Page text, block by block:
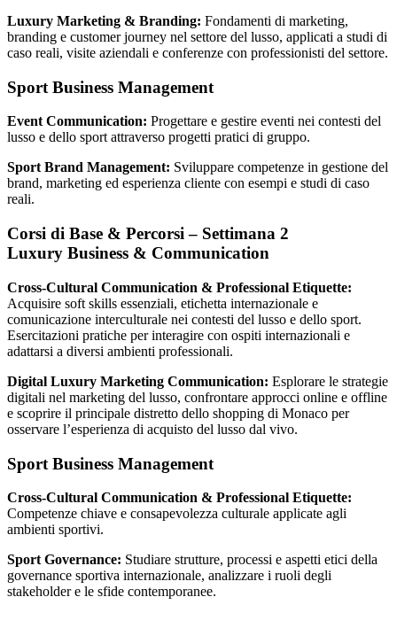
Luxury Marketing & Branding: Fondamenti di marketing,
branding e customer journey nel settore del lusso, applicati a studi di
caso reali, visite aziendali e conferenze con professionisti del settore.
Sport Business Management
Event Communication: Progettare e gestire eventi nei contesti del
lusso e dello sport attraverso progetti pratici di gruppo.
Sport Brand Management: Sviluppare competenze in gestione del
brand, marketing ed esperienza cliente con esempi e studi di caso
reali.
Corsi di Base & Percorsi – Settimana 2
Luxury Business & Communication
Cross-Cultural Communication & Professional Etiquette:
Acquisire soft skills essenziali, etichetta internazionale e
comunicazione interculturale nei contesti del lusso e dello sport.
Esercitazioni pratiche per interagire con ospiti internazionali e
adattarsi a diversi ambienti professionali.
Digital Luxury Marketing Communication: Esplorare le strategie
digitali nel marketing del lusso, confrontare approcci online e offline
e scoprire il principale distretto dello shopping di Monaco per
osservare l’esperienza di acquisto del lusso dal vivo.
Sport Business Management
Cross-Cultural Communication & Professional Etiquette:
Competenze chiave e consapevolezza culturale applicate agli
ambienti sportivi.
Sport Governance: Studiare strutture, processi e aspetti etici della
governance sportiva internazionale, analizzare i ruoli degli
stakeholder e le sfide contemporanee.